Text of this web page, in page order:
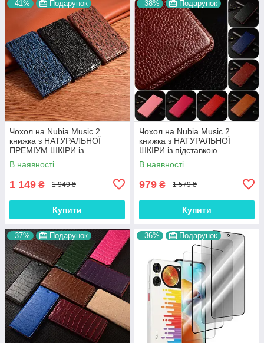
–41% Подарунок
Чохол на Nubia Music 2
книжка з НАТУРАЛЬНОЇ
ПРЕМІУМ ШКІРИ із
підставкою протиударний
магнітний "DRAGON"
В наявності
1 149 ₴ 1 949 ₴
Купити
–38% Подарунок
Чохол на Nubia Music 2
книжка з НАТУРАЛЬНОЇ
ШКІРИ із підставкою
візитницею протиударний
магнітний "BULL"
В наявності
979 ₴ 1 579 ₴
Купити
–37% Подарунок –36% Подарунок